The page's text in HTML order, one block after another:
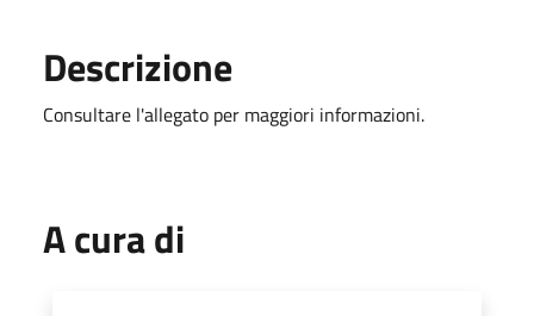
Descrizione
Consultare l'allegato per maggiori informazioni.
A cura di